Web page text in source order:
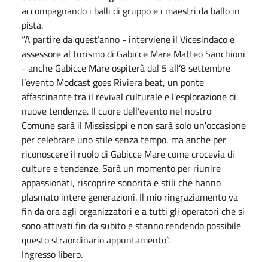
accompagnando i balli di gruppo e i maestri da ballo in
pista.
“A partire da quest’anno - interviene il Vicesindaco e
assessore al turismo di Gabicce Mare Matteo Sanchioni
- anche Gabicce Mare ospiterà dal 5 all’8 settembre
l’evento Modcast goes Riviera beat, un ponte
affascinante tra il revival culturale e l'esplorazione di
nuove tendenze. Il cuore dell’evento nel nostro
Comune sarà il Mississippi e non sarà solo un'occasione
per celebrare uno stile senza tempo, ma anche per
riconoscere il ruolo di Gabicce Mare come crocevia di
culture e tendenze. Sarà un momento per riunire
appassionati, riscoprire sonorità e stili che hanno
plasmato intere generazioni. Il mio ringraziamento va
fin da ora agli organizzatori e a tutti gli operatori che si
sono attivati fin da subito e stanno rendendo possibile
questo straordinario appuntamento”.
Ingresso libero.